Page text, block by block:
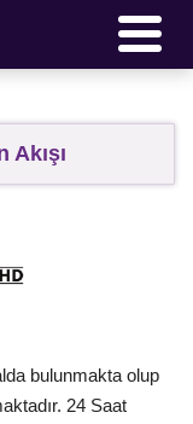
Akışı
bulunmakta olup
24 Saat